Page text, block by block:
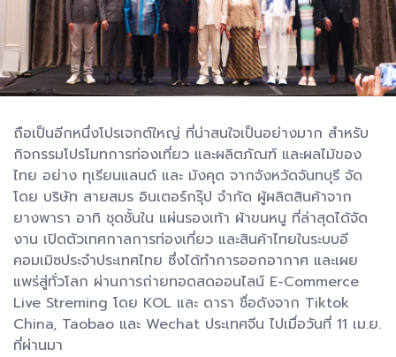
ถือเป็นอีกหนึ่งโปรเจกต์ใหญ่ ที่น่าสนใจเป็นอย่างมาก สำหรับ
กิจกรรมโปรโมทการท่องเที่ยว และผลิตภัณฑ์ และผลไม้ของ
ไทย อย่าง ทุเรียนแลนด์ และ มังคุด จากจังหวัดจันทบุรี จัด
โดย บริษัท สายสมร อินเตอร์กรุ๊ป จำกัด ผู้ผลิตสินค้าจาก
ยางพารา อาทิ ชุดชั้นใน แผ่นรองเท้า ผ้าขนหนู ที่ล่าสุดได้จัด
งาน เปิดตัวเทศกาลการท่องเที่ยว และสินค้าไทยในระบบอี
คอมเมิซประจำประเทศไทย ซึ่งได้ทำการออกอากาศ และเผย
แพร่สู่ทั่วโลก ผ่านการถ่ายทอดสดออนไลน์ E-Commerce
Live Streming โดย KOL และ ดารา ชื่อดังจาก Tiktok
China, Taobao และ Wechat ประเทศจีน ไปเมื่อวันที่ 11 เม.ย.
ที่ผ่านมา